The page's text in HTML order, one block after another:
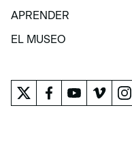
COLECCIÓN
APRENDER
APRENDER
EL MUSEO